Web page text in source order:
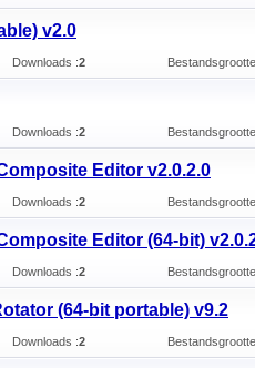
v2.0
Downloads :2
Downloads :2
Editor v2.0.2.0
Downloads :2
Editor (64-bit)
Downloads :2
(64-bit portable) v9.2
Downloads :2